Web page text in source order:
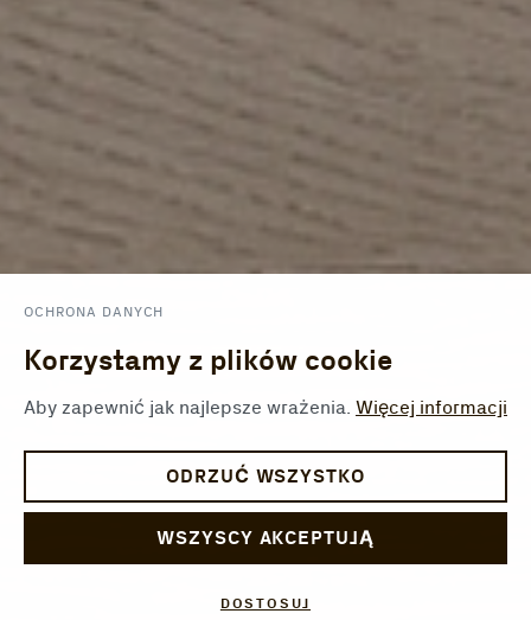
OCHRONA DANYCH
Korzystamy z plików cookie
Aby zapewnić jak najlepsze wrażenia. Więcej informacji
ODRZUĆ WSZYSTKO
WSZYSCY AKCEPTUJĄ
DOSTOSUJ